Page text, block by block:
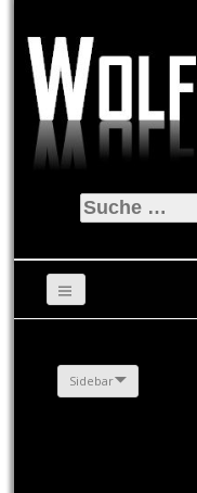
Suche
nach:
Sidebar